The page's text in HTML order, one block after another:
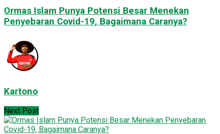
Ormas Islam Punya Potensi Besar Menekan
Penyebaran Covid-19, Bagaimana Caranya?
Kartono
Next Post